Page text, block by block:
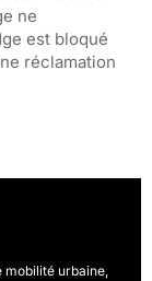
ne
est bloqué
réclamation
mobilité urbaine,